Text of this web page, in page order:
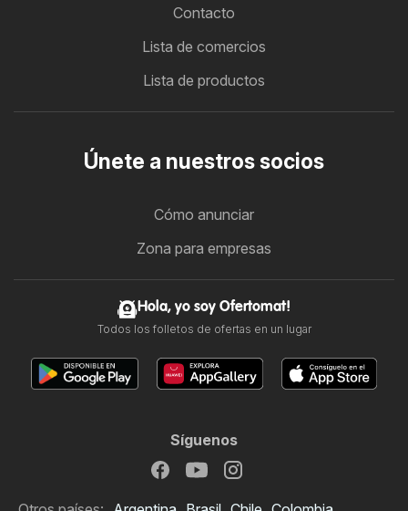
Contacto
Lista de comercios
Lista de productos
Únete a nuestros socios
Cómo anunciar
Zona para empresas
Hola, yo soy Ofertomat!
Todos los folletos de ofertas en un lugar
Síguenos